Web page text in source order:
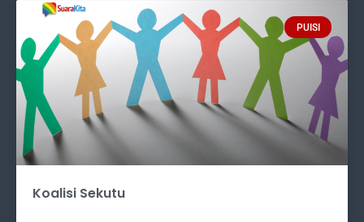
PUISI
Koalisi Sekutu